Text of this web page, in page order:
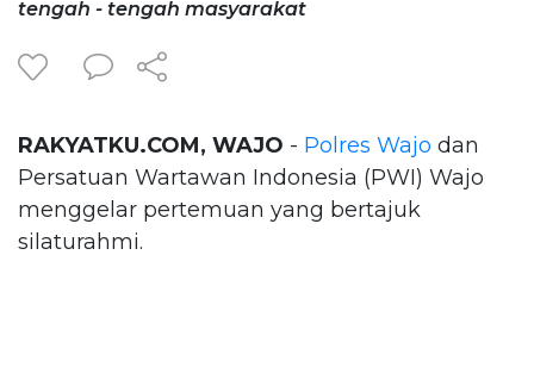
tengah - tengah masyarakat
RAKYATKU.COM, WAJO - Polres Wajo dan
Persatuan Wartawan Indonesia (PWI) Wajo
menggelar pertemuan yang bertajuk
silaturahmi.